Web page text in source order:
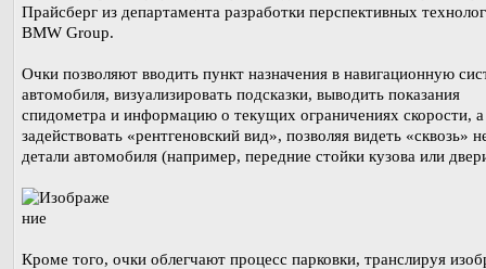
Прайсберг из департамента разработки перспективных
BMW Group.
Очки позволяют вводить пункт назначения в навигационную
автомобиля, визуализировать подсказки, выводить показания
спидометра и информацию о текущих ограничениях скорости,
задействовать «рентгеновский вид», позволяя видеть «сквозь»
детали автомобиля (например, передние стойки кузова или
Кроме того, очки облегчают процесс парковки, транслируя